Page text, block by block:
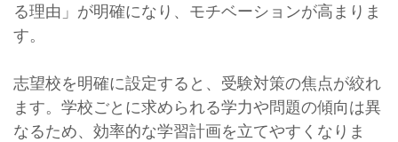
る理由」が明確になり、モチベーションが高まりま
す。
志望校を明確に設定すると、受験対策の焦点が絞れ
ます。学校ごとに求められる学力や問題の傾向は異
なるため、効率的な学習計画を立てやすくなりま